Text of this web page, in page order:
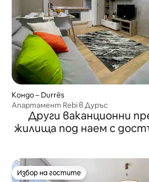
Кондо – Durrës
Апартамент Rebi в Дуръс
Други ваканционни
жилища под наем с
Избор на гостите
Избор на гостите